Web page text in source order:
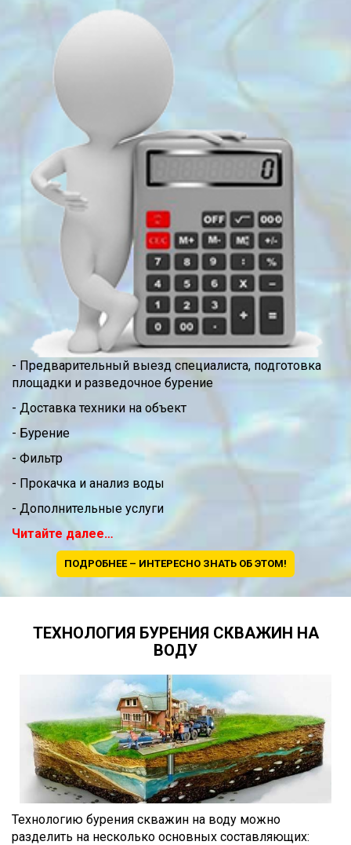
- Предварительный выезд специалиста, подготовка
площадки и разведочное бурение
- Доставка техники на объект
- Бурение
- Фильтр
- Прокачка и анализ воды
- Дополнительные услуги
Читайте далее…
ПОДРОБНЕЕ – ИНТЕРЕСНО ЗНАТЬ ОБ ЭТОМ!
ТЕХНОЛОГИЯ БУРЕНИЯ СКВАЖИН НА
ВОДУ
Технологию бурения скважин на воду можно
разделить на несколько основных составляющих: